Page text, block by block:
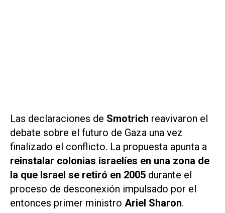
Las declaraciones de Smotrich reavivaron el
debate sobre el futuro de Gaza una vez
finalizado el conflicto. La propuesta apunta a
reinstalar colonias israelíes en una zona de
la que Israel se retiró en 2005 durante el
proceso de desconexión impulsado por el
entonces primer ministro Ariel Sharon.